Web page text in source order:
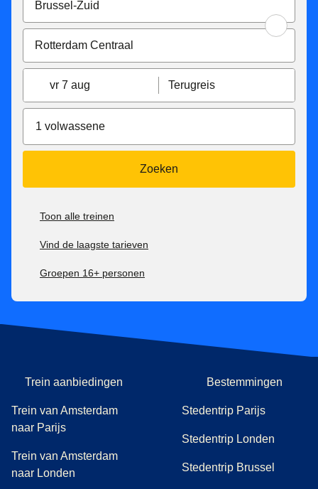
van/naar Paris Nord, Marne-La-Vallée Chessy, Paris
Charles de Gaulle Airport, Aachen Hbf, Koeln Hbf,
Düsseldorf Hbf, Düsseldorf Airport, Duisburg Hbf, Essen
Hbf, Dortmund Hbf. Afhankelijk van beschikbaarheid.
Eurostar Standard en Eurostar Plus tarief tickets zijn:
vertrektijd, daarna zijn ze inwisselbaar tegen een
vergoeding van €15 tot de vertrektijd. Ze kunnen niet
worden omgewisseld nadat de trein is vertrokken.
voor vertrektijd, daarna niet meer terugbetaalbaar.
Tickets voor het Eurostar Premier-tarief zijn:
Inwisselbaar zonder extra kosten tot 1 uur na vertrektijd,
meer.
vr 7 aug Terugreis
1 volwassene
Zoeken
Toon alle treinen
Vind de laagste tarieven
Groepen 16+ personen
Trein aanbiedingen
Trein van Amsterdam
naar Parijs
Trein van Amsterdam
naar Londen
Bestemmingen
Stedentrip Parijs
Stedentrip Londen
Stedentrip Brussel